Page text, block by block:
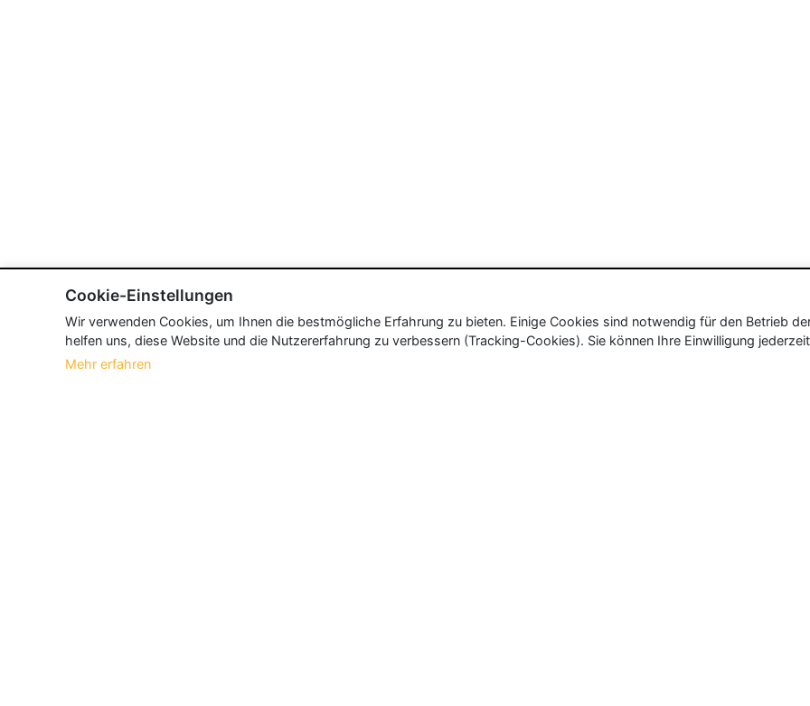
Cookie-Einstellungen
Wir verwenden Cookies, um Ihnen die bestmögliche Erfahrung zu bieten. Einige Cookies sind notwendig für den Betrieb
helfen uns, diese Website und die Nutzererfahrung zu verbessern (Tracking-Cookies). Sie können Ihre Einwilligung
Mehr erfahren